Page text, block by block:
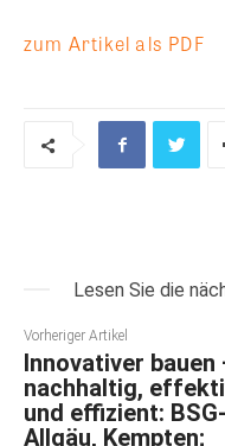
zum Artikel als PDF
Lesen Sie die
Vorheriger Artikel
Innovativer bauen
nachhaltig,
und effizient: BSG-
Allgäu, Kempten;